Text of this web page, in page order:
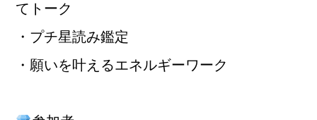
てトーク
・プチ星読み鑑定
・願いを叶えるエネルギーワーク